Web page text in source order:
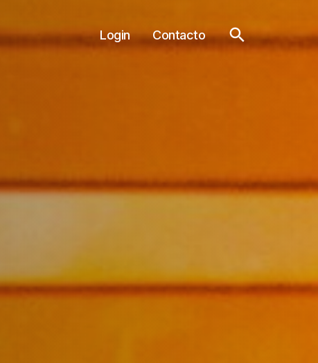
Login Contacto